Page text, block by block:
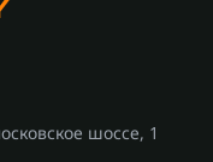
шоссе, 1